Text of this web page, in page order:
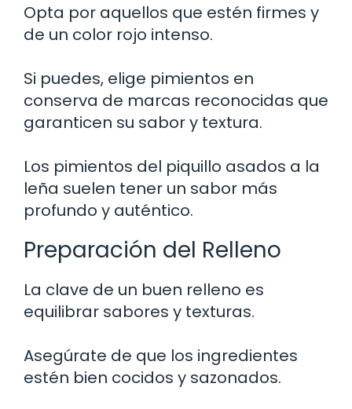
Opta por aquellos que estén firmes y
de un color rojo intenso.
Si puedes, elige pimientos en
conserva de marcas reconocidas que
garanticen su sabor y textura.
Los pimientos del piquillo asados a la
leña suelen tener un sabor más
profundo y auténtico.
Preparación del Relleno
La clave de un buen relleno es
equilibrar sabores y texturas.
Asegúrate de que los ingredientes
estén bien cocidos y sazonados.